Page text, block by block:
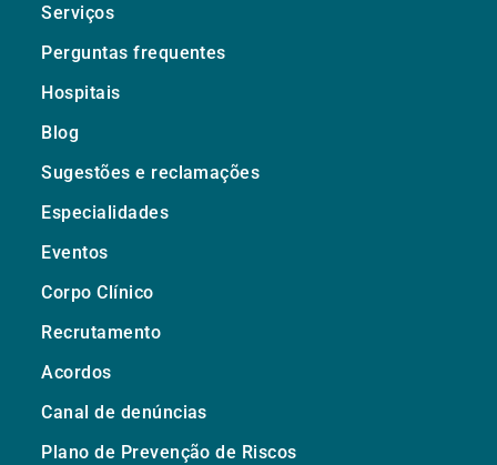
Serviços
Perguntas frequentes
Hospitais
Blog
Sugestões e reclamações
Especialidades
Eventos
Corpo Clínico
Recrutamento
Acordos
Canal de denúncias
Plano de Prevenção de Riscos